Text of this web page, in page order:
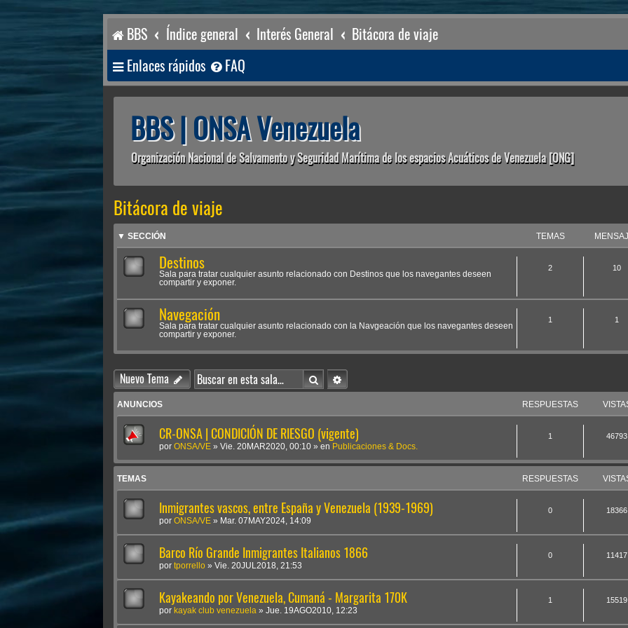
BBS Índice general Interés General Bitácora de viaje
Enlaces rápidos FAQ
BBS | ONSA Venezuela
Organización Nacional de Salvamento y Seguridad Marítima de los espacios Acuáticos de Venezuela [ONG]
Bitácora de viaje
▼ SECCIÓN TEMAS
Destinos
Sala para tratar cualquier asunto relacionado con Destinos que los navegantes deseen
compartir y exponer.
2 10
Navegación
Sala para tratar cualquier asunto relacionado con la Navgeación que los navegantes deseen
compartir y exponer.
1 1
Nuevo Tema BuscarBúsqueda avanzada
ANUNCIOS RESPUESTAS
CR-ONSA | CONDICIÓN DE RIESGO (vigente)
por ONSA/VE » Vie. 20MAR2020, 00:10 » en Publicaciones & Docs.
1 46793
TEMAS RESPUESTAS
Inmigrantes vascos, entre España y Venezuela (1939-1969)
por ONSA/VE » Mar. 07MAY2024, 14:09
0 18366
Barco Río Grande Inmigrantes Italianos 1866
por tporrello » Vie. 20JUL2018, 21:53
0 11417
Kayakeando por Venezuela, Cumaná - Margarita 170K
por kayak club venezuela » Jue. 19AGO2010, 12:23
1 15519